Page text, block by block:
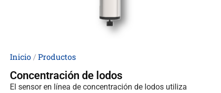
Inicio/Productos
Concentración de lodos
El sensor en línea de concentración de lodos utiliza